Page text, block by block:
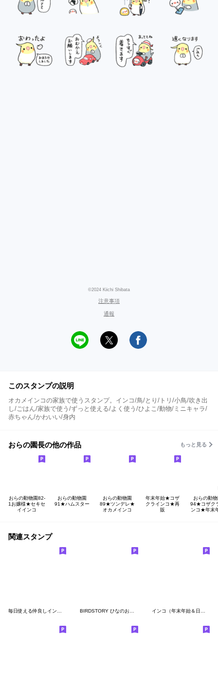
©2024 Kiichi Shibata
注意事項
通報
このスタンプの説明
オカメインコの家族で使うスタンプ。インコ/鳥/とり/トリ/小鳥/吹き出
し/ごはん/家族で使う/ずっと使える/よく使う/ひよこ/動物/ミニキャラ/
赤ちゃん/かわいい/身内
おらの園長の他の作品 もっと見る
おらの動物園82-
1お嬢様★セキセ
イインコ
おらの動物園
91★ハムスター
おらの動物園
89★ツンデレ★
オカメインコ
年末年始★コザ
クラインコ★再
販
おらの動
94★コザク
ンコ★年末
関連スタンプ
毎日使える仲良しインコさん2 BIRDSTORY ひなのおねだり インコ（年末年始＆日常編）